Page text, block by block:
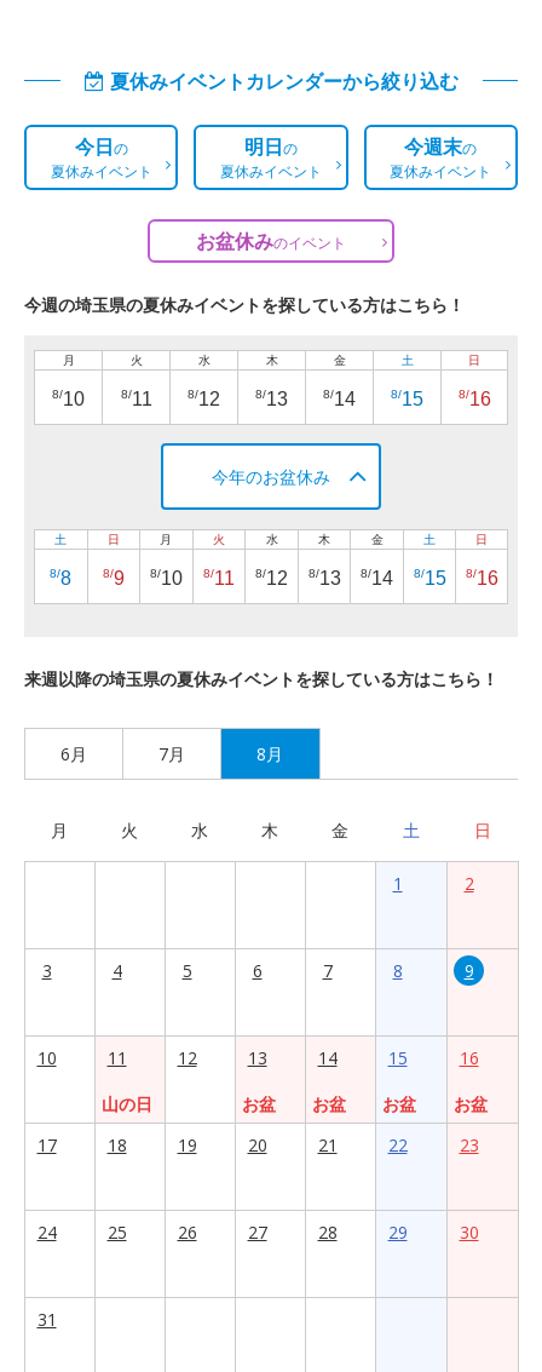
夏休みイベントカレンダーから絞り込む
今日の
夏休みイベント
明日の
夏休みイベント
今週末の
夏休みイベント
お盆休みのイベント
今週の埼玉県の夏休みイベントを探している方はこちら！
月
8/10
火
8/11
水
8/12
木
8/13
金
8/14
土
8/15
日
8/16
今年のお盆休み
土
8/8
日
8/9
月
8/10
火
8/11
水
8/12
木
8/13
金
8/14
土
8/15
日
8/16
来週以降の埼玉県の夏休みイベントを探している方はこちら！
6月 7月 8月
月 火 水 木 金 土 日
1 2
3 4 5 6 7 8 9
10
11
山の日
12
13
お盆
14
お盆
15
お盆
16
お盆
17
18 19 20 21 22 23
24 25 26 27 28 29 30
31